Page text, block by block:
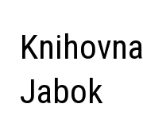
k hlavnímu obsahu
Knihovna
Jabok